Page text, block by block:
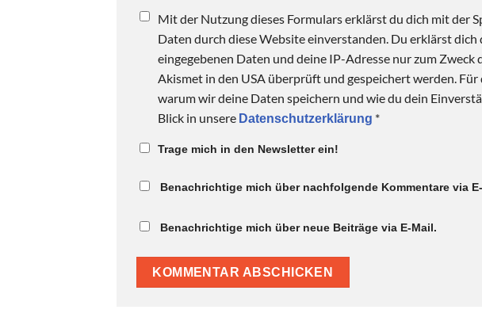
Mit der Nutzung dieses Formulars erklärst du dich mit der
Daten durch diese Website einverstanden. Du erklärst dich
eingegebenen Daten und deine IP-Adresse nur zum
Akismet in den USA überprüft und gespeichert werden.
warum wir deine Daten speichern und wie du dein
Blick in unsere Datenschutzerklärung *
Trage mich in den Newsletter ein!
Benachrichtige mich über nachfolgende Kommentare via
Benachrichtige mich über neue Beiträge via E-Mail.